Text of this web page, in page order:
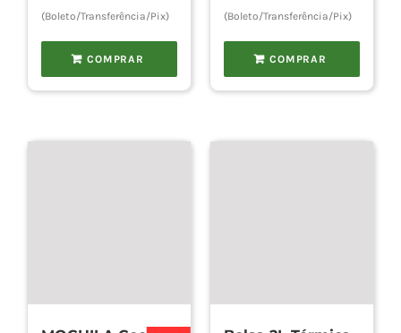
(Boleto/Transferência/Pix)
COMPRAR
(Boleto/Transferência/Pix)
COMPRAR